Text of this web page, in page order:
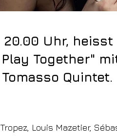
20.00 Uhr,
Together"
Quintet.
Louis Mazetier,